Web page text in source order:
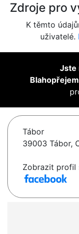
Zdroje pro
K těmto
uživatelé.
Jste
Tábor
39003 Tábor,
Zobrazit profil